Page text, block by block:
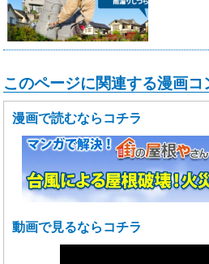
このページに関連する漫画
漫画で読むならコチラ
動画で見るならコチラ